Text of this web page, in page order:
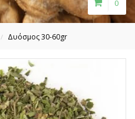
0
/ Δυόσμος 30-60gr